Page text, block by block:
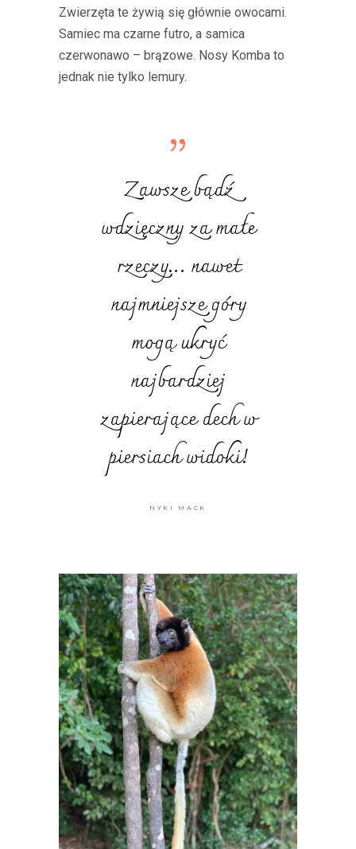
Zwierzęta te żywią się głównie owocami.
Samiec ma czarne futro, a samica
czerwonawo – brązowe. Nosy Komba to
jednak nie tylko lemury.
Zawsze bądź
wdzięczny za małe
rzeczy… nawet
najmniejsze góry
mogą ukryć
najbardziej
zapierające dech w
piersiach widoki!
NYKI MACK